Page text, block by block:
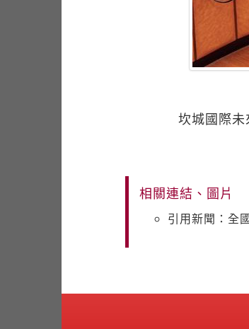
坎城國際未
相關連結、圖片
引用新聞：全